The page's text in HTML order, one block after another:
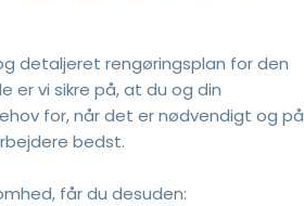
detaljeret rengøringsplan for den
er vi sikre på, at du og din
for, når det er nødvendigt og på
bedst.
får du desuden: